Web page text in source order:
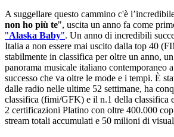
A suggellare questo cammino c'è
non ho più te", uscita un anno fa come
"Alaska Baby". Un anno di incredibili
Italia a non essere mai uscito dalla top 40
stabilmente in classifica per oltre un anno,
panorama musicale italiano contemporaneo
successo che va oltre le mode e i tempi. È
dalle radio nelle ultime 52 settimane, ha
classifica (fimi/GFK) e il n.1 della classifica
2 certificazioni Platino con oltre 400.000
stream totali accumulati e 50 milioni di